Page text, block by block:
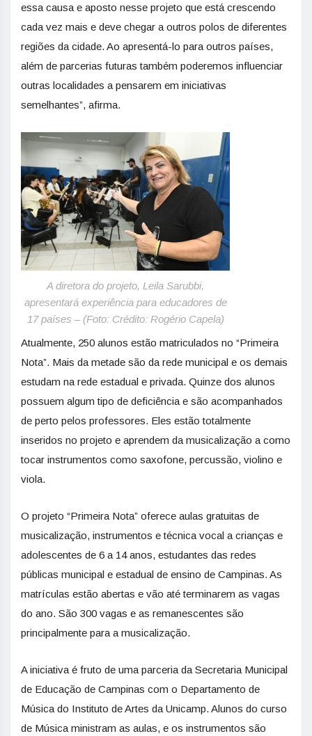
essa causa e aposto nesse projeto que está crescendo
cada vez mais e deve chegar a outros polos de diferentes
regiões da cidade. Ao apresentá-lo para outros países,
além de parcerias futuras também poderemos influenciar
outras localidades a pensarem em iniciativas
semelhantes”, afirma.
A diretora do projeto, Leila Sarubbi,
apresentará experiência para educadores de
17 países – (Foto: Crédito: Rogério Capela)
Atualmente, 250 alunos estão matriculados no “Primeira
Nota”. Mais da metade são da rede municipal e os demais
estudam na rede estadual e privada. Quinze dos alunos
possuem algum tipo de deficiência e são acompanhados
de perto pelos professores. Eles estão totalmente
inseridos no projeto e aprendem da musicalização a como
tocar instrumentos como saxofone, percussão, violino e
viola.
O projeto “Primeira Nota” oferece aulas gratuitas de
musicalização, instrumentos e técnica vocal a crianças e
adolescentes de 6 a 14 anos, estudantes das redes
públicas municipal e estadual de ensino de Campinas. As
matrículas estão abertas e vão até terminarem as vagas
do ano. São 300 vagas e as remanescentes são
principalmente para a musicalização.
A iniciativa é fruto de uma parceria da Secretaria Municipal
de Educação de Campinas com o Departamento de
Música do Instituto de Artes da Unicamp. Alunos do curso
de Música ministram as aulas, e os instrumentos são